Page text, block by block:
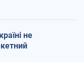
не